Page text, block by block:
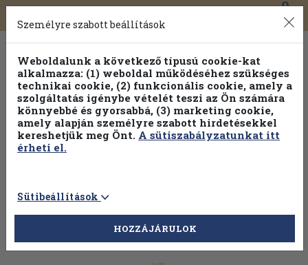
Toggle
navigation
0
Válogasson több mint 30 000 kötet közül
Hobbi témakörökben20% kedvezménnyel!
Személyre szabott beállítások
Weboldalunk a következő típusú cookie-kat
alkalmazza: (1) weboldal működéséhez szükséges
technikai cookie, (2) funkcionális cookie, amely a
szolgáltatás igénybe vételét teszi az Ön számára
könnyebbé és gyorsabbá, (3) marketing cookie,
amely alapján személyre szabott hirdetésekkel
kereshetjük meg Önt. A sütiszabályzatunkat itt
érheti el.
Sütibeállítások
HOZZÁJÁRULOK